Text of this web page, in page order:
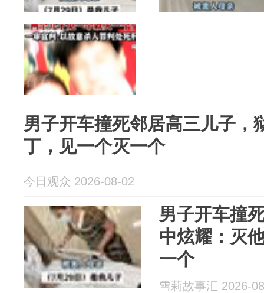
男子开车撞死邻居高三儿子，
丁，见一个灭一个
今日观众 2026-08-02
男子开车撞
中炫耀：灭
一个
雪莉故事汇 2026-